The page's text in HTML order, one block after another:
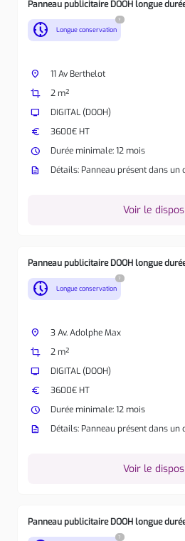
Panneau publicitaire DOOH longue
nest_clock_farsight_analog Longue conservation
?
place
11 Av Berthelot
crop
2 m²
tv
DIGITAL (DOOH)
euro
3600€ HT
watch_later
Durée minimale: 12 mois
description
Détails: Panneau présent dans un
Voir le
Panneau publicitaire DOOH longue
nest_clock_farsight_analog Longue conservation
?
place
3 Av. Adolphe Max
crop
2 m²
tv
DIGITAL (DOOH)
euro
3600€ HT
watch_later
Durée minimale: 12 mois
description
Détails: Panneau présent dans un
Voir le
Panneau publicitaire DOOH longue
?